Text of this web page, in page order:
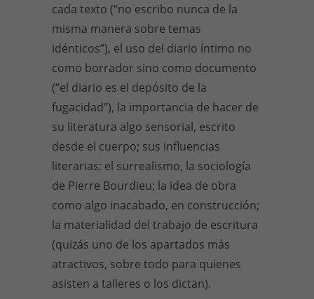
cada texto (“no escribo nunca de la
misma manera sobre temas
idénticos”), el uso del diario íntimo no
como borrador sino como documento
(“el diario es el depósito de la
fugacidad”), la importancia de hacer de
su literatura algo sensorial, escrito
desde el cuerpo; sus influencias
literarias: el surrealismo, la sociología
de Pierre Bourdieu; la idea de obra
como algo inacabado, en construcción;
la materialidad del trabajo de escritura
(quizás uno de los apartados más
atractivos, sobre todo para quienes
asisten a talleres o los dictan).